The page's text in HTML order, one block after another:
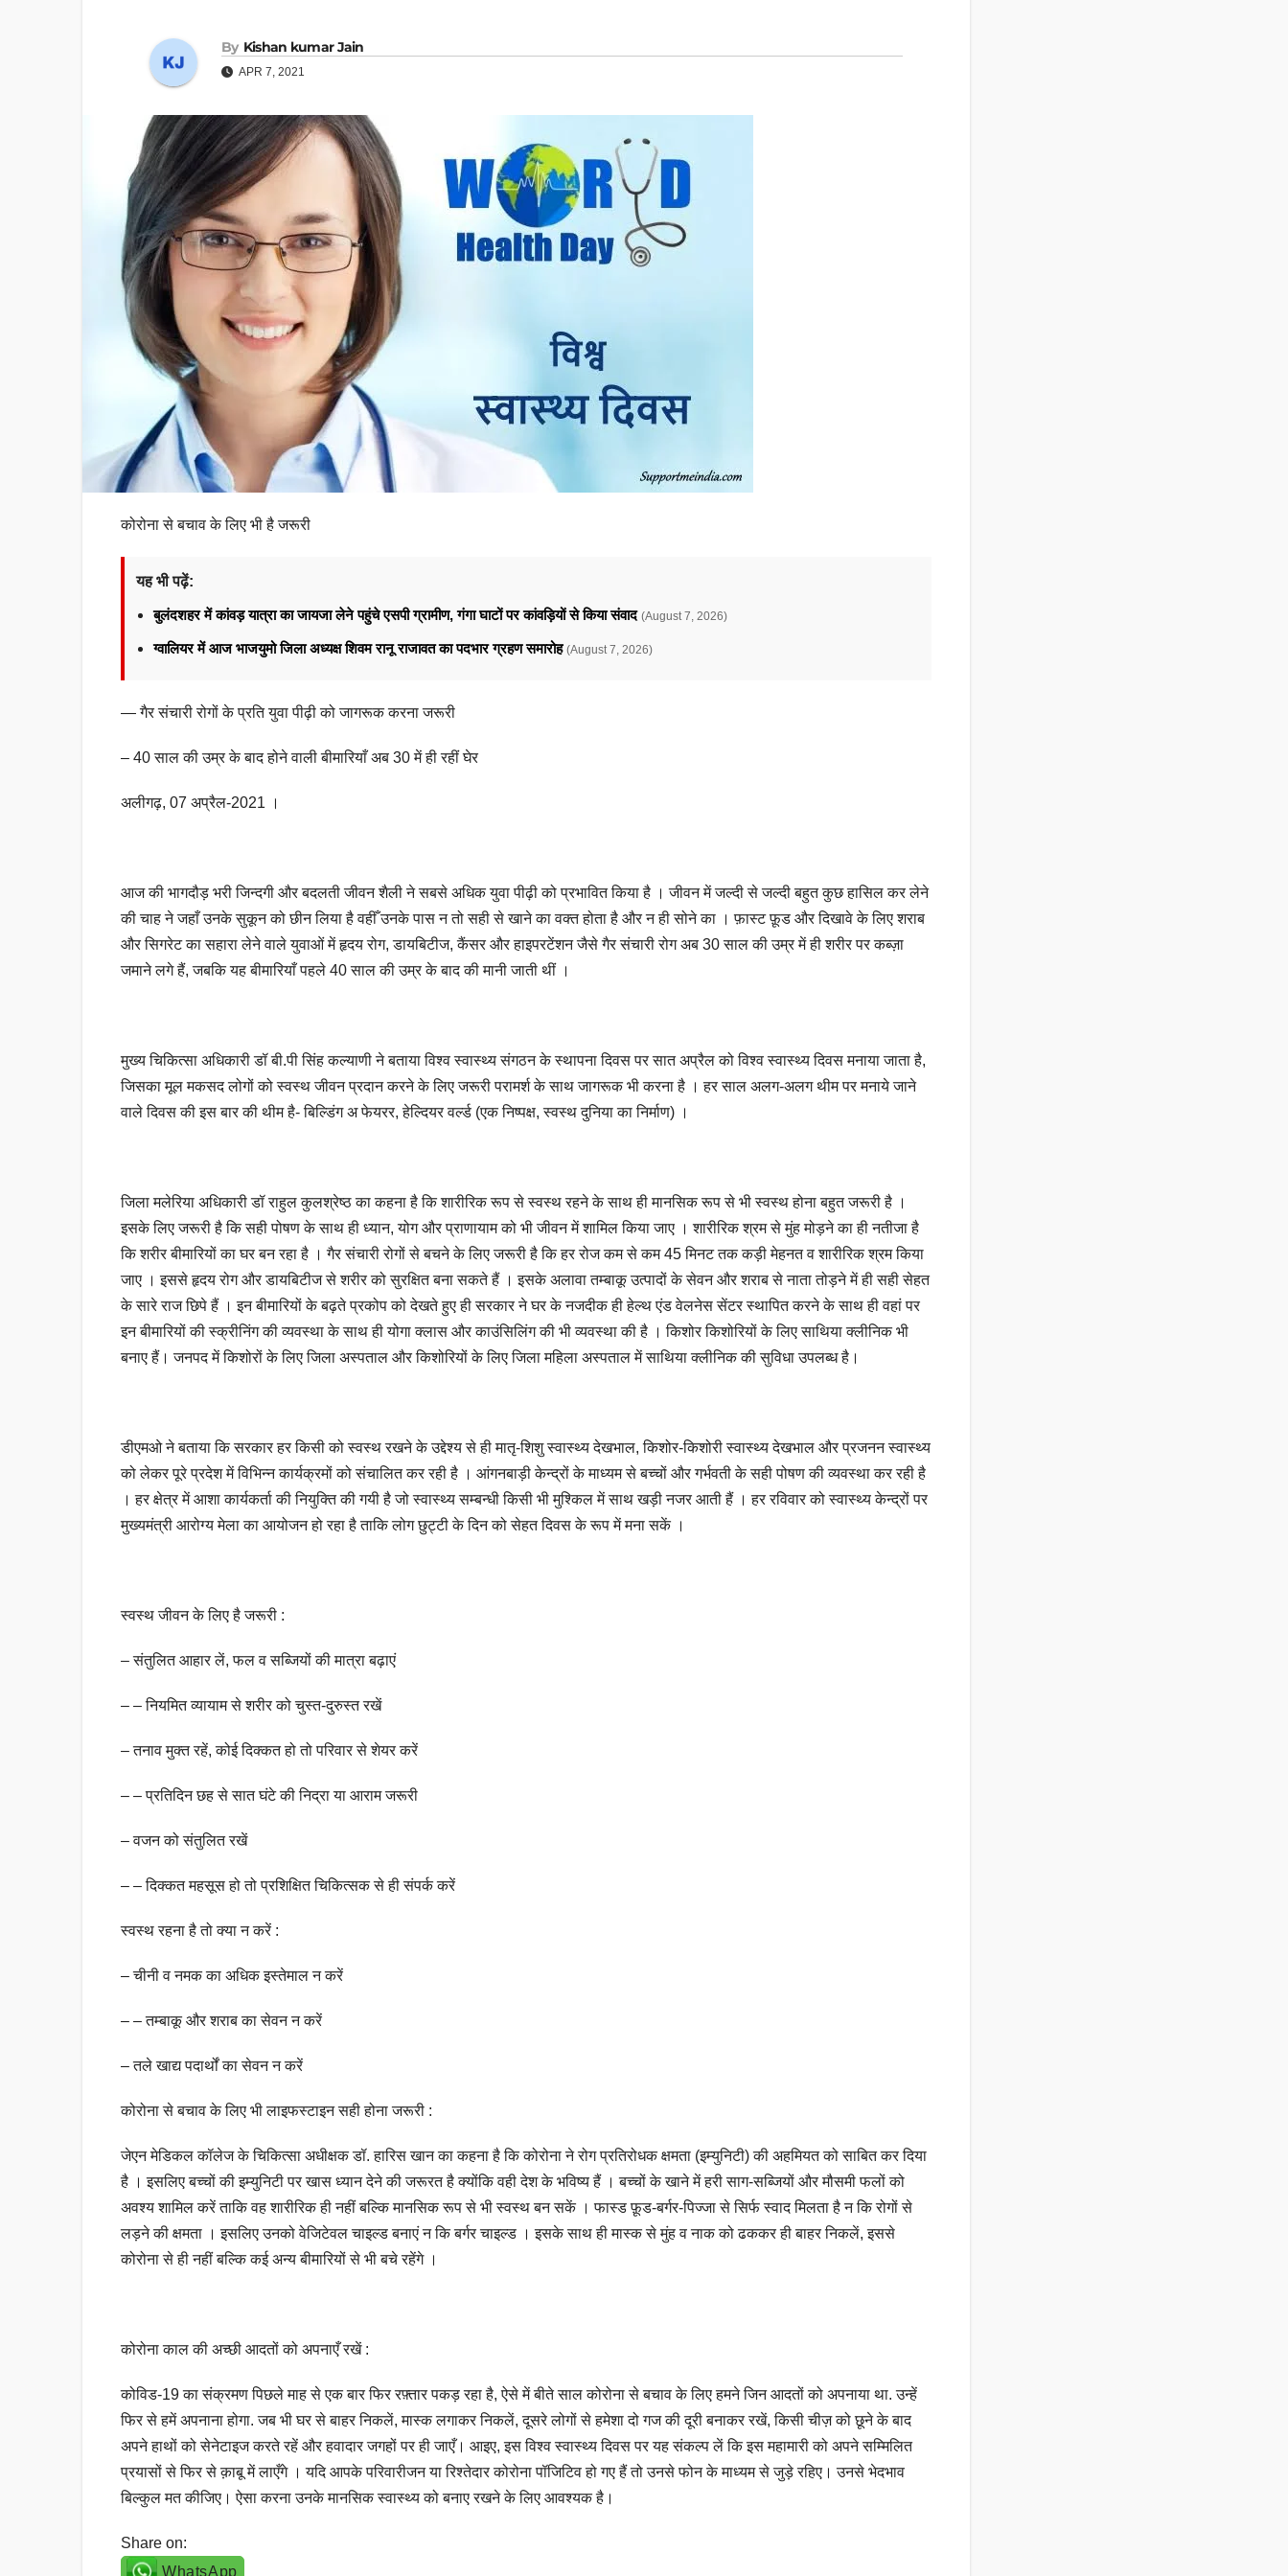
By Kishan kumar Jain
APR 7, 2021
कोरोना से बचाव के लिए भी है जरूरी
यह भी पढ़ें:
बुलंदशहर में कांवड़ यात्रा का जायजा लेने पहुंचे एसपी ग्रामीण, गंगा घाटों पर कांवड़ियों से किया संवाद (August 7, 2026)
ग्वालियर में आज भाजयुमो जिला अध्यक्ष शिवम रानू राजावत का पदभार ग्रहण समारोह (August 7, 2026)
— गैर संचारी रोगों के प्रति युवा पीढ़ी को जागरूक करना जरूरी
– 40 साल की उम्र के बाद होने वाली बीमारियाँ अब 30 में ही रहीं घेर
अलीगढ़, 07 अप्रैल-2021 ।
आज की भागदौड़ भरी जिन्दगी और बदलती जीवन शैली ने सबसे अधिक युवा पीढ़ी को प्रभावित किया है । जीवन में जल्दी से जल्दी बहुत कुछ हासिल कर लेने
की चाह ने जहाँ उनके सुकून को छीन लिया है वहीँ उनके पास न तो सही से खाने का वक्त होता है और न ही सोने का । फ़ास्ट फ़ूड और दिखावे के लिए शराब
और सिगरेट का सहारा लेने वाले युवाओं में हृदय रोग, डायबिटीज, कैंसर और हाइपरटेंशन जैसे गैर संचारी रोग अब 30 साल की उम्र में ही शरीर पर कब्ज़ा
जमाने लगे हैं, जबकि यह बीमारियाँ पहले 40 साल की उम्र के बाद की मानी जाती थीं ।
मुख्य चिकित्सा अधिकारी डॉ बी.पी सिंह कल्याणी ने बताया विश्व स्वास्थ्य संगठन के स्थापना दिवस पर सात अप्रैल को विश्व स्वास्थ्य दिवस मनाया जाता है,
जिसका मूल मकसद लोगों को स्वस्थ जीवन प्रदान करने के लिए जरूरी परामर्श के साथ जागरूक भी करना है । हर साल अलग-अलग थीम पर मनाये जाने
वाले दिवस की इस बार की थीम है- बिल्डिंग अ फेयरर, हेल्दियर वर्ल्ड (एक निष्पक्ष, स्वस्थ दुनिया का निर्माण) ।
जिला मलेरिया अधिकारी डॉ राहुल कुलश्रेष्ठ का कहना है कि शारीरिक रूप से स्वस्थ रहने के साथ ही मानसिक रूप से भी स्वस्थ होना बहुत जरूरी है ।
इसके लिए जरूरी है कि सही पोषण के साथ ही ध्यान, योग और प्राणायाम को भी जीवन में शामिल किया जाए । शारीरिक श्रम से मुंह मोड़ने का ही नतीजा है
कि शरीर बीमारियों का घर बन रहा है । गैर संचारी रोगों से बचने के लिए जरूरी है कि हर रोज कम से कम 45 मिनट तक कड़ी मेहनत व शारीरिक श्रम किया
जाए । इससे हृदय रोग और डायबिटीज से शरीर को सुरक्षित बना सकते हैं । इसके अलावा तम्बाकू उत्पादों के सेवन और शराब से नाता तोड़ने में ही सही सेहत
के सारे राज छिपे हैं । इन बीमारियों के बढ़ते प्रकोप को देखते हुए ही सरकार ने घर के नजदीक ही हेल्थ एंड वेलनेस सेंटर स्थापित करने के साथ ही वहां पर
इन बीमारियों की स्क्रीनिंग की व्यवस्था के साथ ही योगा क्लास और काउंसिलिंग की भी व्यवस्था की है । किशोर किशोरियों के लिए साथिया क्लीनिक भी
बनाए हैं। जनपद में किशोरों के लिए जिला अस्पताल और किशोरियों के लिए जिला महिला अस्पताल में साथिया क्लीनिक की सुविधा उपलब्ध है।
डीएमओ ने बताया कि सरकार हर किसी को स्वस्थ रखने के उद्देश्य से ही मातृ-शिशु स्वास्थ्य देखभाल, किशोर-किशोरी स्वास्थ्य देखभाल और प्रजनन स्वास्थ्य
को लेकर पूरे प्रदेश में विभिन्न कार्यक्रमों को संचालित कर रही है । आंगनबाड़ी केन्द्रों के माध्यम से बच्चों और गर्भवती के सही पोषण की व्यवस्था कर रही है
। हर क्षेत्र में आशा कार्यकर्ता की नियुक्ति की गयी है जो स्वास्थ्य सम्बन्धी किसी भी मुश्किल में साथ खड़ी नजर आती हैं । हर रविवार को स्वास्थ्य केन्द्रों पर
मुख्यमंत्री आरोग्य मेला का आयोजन हो रहा है ताकि लोग छुट्टी के दिन को सेहत दिवस के रूप में मना सकें ।
स्वस्थ जीवन के लिए है जरूरी :
– संतुलित आहार लें, फल व सब्जियों की मात्रा बढ़ाएं
– – नियमित व्यायाम से शरीर को चुस्त-दुरुस्त रखें
– तनाव मुक्त रहें, कोई दिक्कत हो तो परिवार से शेयर करें
– – प्रतिदिन छह से सात घंटे की निद्रा या आराम जरूरी
– वजन को संतुलित रखें
– – दिक्कत महसूस हो तो प्रशिक्षित चिकित्सक से ही संपर्क करें
स्वस्थ रहना है तो क्या न करें :
– चीनी व नमक का अधिक इस्तेमाल न करें
– – तम्बाकू और शराब का सेवन न करें
– तले खाद्य पदार्थों का सेवन न करें
कोरोना से बचाव के लिए भी लाइफस्टाइन सही होना जरूरी :
जेएन मेडिकल कॉलेज के चिकित्सा अधीक्षक डॉ. हारिस खान का कहना है कि कोरोना ने रोग प्रतिरोधक क्षमता (इम्युनिटी) की अहमियत को साबित कर दिया
है । इसलिए बच्चों की इम्युनिटी पर खास ध्यान देने की जरूरत है क्योंकि वही देश के भविष्य हैं । बच्चों के खाने में हरी साग-सब्जियों और मौसमी फलों को
अवश्य शामिल करें ताकि वह शारीरिक ही नहीं बल्कि मानसिक रूप से भी स्वस्थ बन सकें । फास्ड फ़ूड-बर्गर-पिज्जा से सिर्फ स्वाद मिलता है न कि रोगों से
लड़ने की क्षमता । इसलिए उनको वेजिटेवल चाइल्ड बनाएं न कि बर्गर चाइल्ड । इसके साथ ही मास्क से मुंह व नाक को ढककर ही बाहर निकलें, इससे
कोरोना से ही नहीं बल्कि कई अन्य बीमारियों से भी बचे रहेंगे ।
कोरोना काल की अच्छी आदतों को अपनाएँ रखें :
कोविड-19 का संक्रमण पिछले माह से एक बार फिर रफ़्तार पकड़ रहा है, ऐसे में बीते साल कोरोना से बचाव के लिए हमने जिन आदतों को अपनाया था. उन्हें
फिर से हमें अपनाना होगा. जब भी घर से बाहर निकलें, मास्क लगाकर निकलें, दूसरे लोगों से हमेशा दो गज की दूरी बनाकर रखें, किसी चीज़ को छूने के बाद
अपने हाथों को सेनेटाइज करते रहें और हवादार जगहों पर ही जाएँ। आइए, इस विश्व स्वास्थ्य दिवस पर यह संकल्प लें कि इस महामारी को अपने सम्मिलित
प्रयासों से फिर से क़ाबू में लाएँगे । यदि आपके परिवारीजन या रिश्तेदार कोरोना पॉजिटिव हो गए हैं तो उनसे फोन के माध्यम से जुड़े रहिए। उनसे भेदभाव
बिल्कुल मत कीजिए। ऐसा करना उनके मानसिक स्वास्थ्य को बनाए रखने के लिए आवश्यक है।
Share on:
WhatsApp